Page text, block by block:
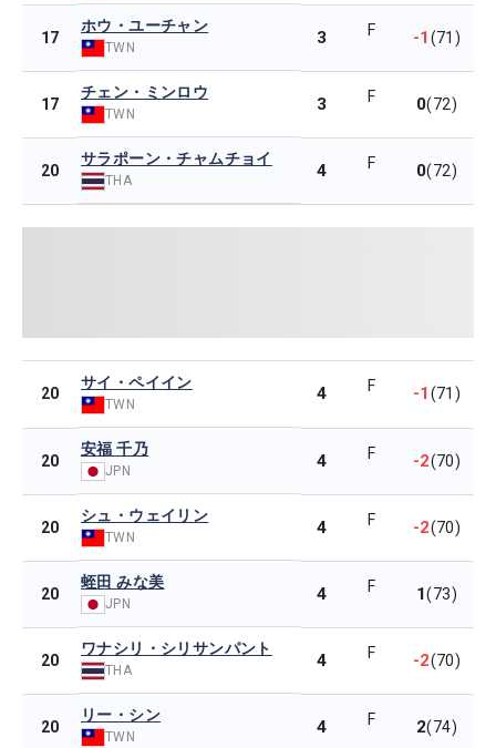
17
ホウ・ユーチャン
TWN 3 F -1(71)
17
チェン・ミンロウ
TWN 3 F 0(72)
20
サラポーン・チャムチョイ
THA 4 F 0(72)
20
サイ・ペイイン
TWN
4 F -1(71)
20
安福 千乃
JPN 4 F -2(70)
20
シュ・ウェイリン
TWN 4 F -2(70)
20
蛭田 みな美
JPN 4 F 1(73)
20
ワナシリ・シリサンパント
THA 4 F -2(70)
20
リー・シン
TWN 4 F 2(74)